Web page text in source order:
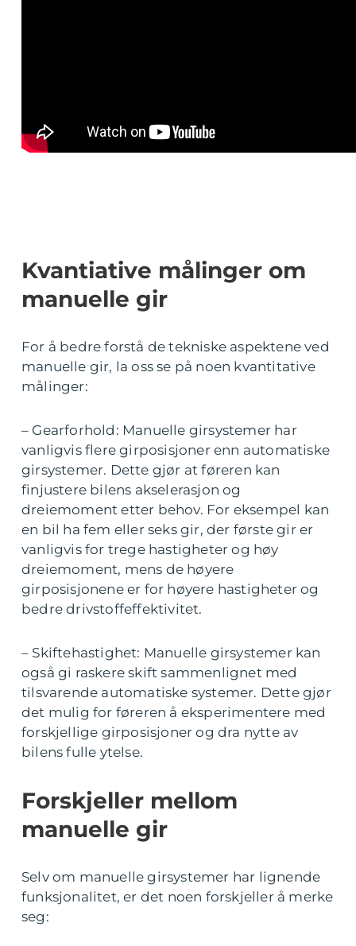
Kvantiative målinger om
manuelle gir
For å bedre forstå de tekniske aspektene ved
manuelle gir, la oss se på noen kvantitative
målinger:
– Gearforhold: Manuelle girsystemer har
vanligvis flere girposisjoner enn automatiske
girsystemer. Dette gjør at føreren kan
finjustere bilens akselerasjon og
dreiemoment etter behov. For eksempel kan
en bil ha fem eller seks gir, der første gir er
vanligvis for trege hastigheter og høy
dreiemoment, mens de høyere
girposisjonene er for høyere hastigheter og
bedre drivstoffeffektivitet.
– Skiftehastighet: Manuelle girsystemer kan
også gi raskere skift sammenlignet med
tilsvarende automatiske systemer. Dette gjør
det mulig for føreren å eksperimentere med
forskjellige girposisjoner og dra nytte av
bilens fulle ytelse.
Forskjeller mellom
manuelle gir
Selv om manuelle girsystemer har lignende
funksjonalitet, er det noen forskjeller å merke
seg: